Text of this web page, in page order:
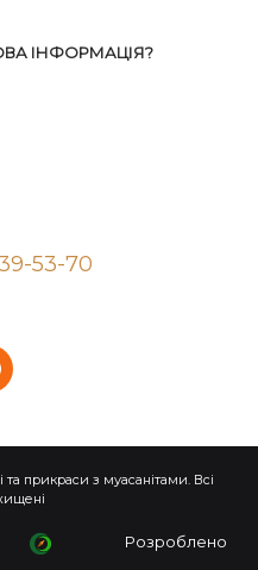
ІНФОРМАЦІЯ?
53-70
прикраси з муасанітами. Всі
Розроблено